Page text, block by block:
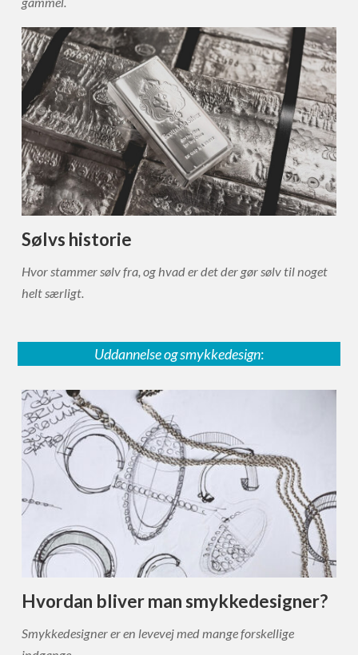
Sølvs historie
Hvor stammer sølv fra, og hvad er det der gør sølv til noget
helt særligt.
Uddannelse og smykkedesign:
Hvordan bliver man smykkedesigner?
Smykkedesigner er en levevej med mange forskellige